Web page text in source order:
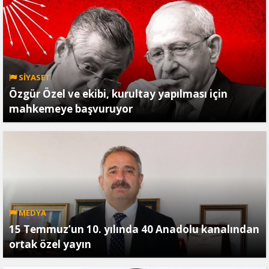
SİYASET
Özgür Özel ve ekibi, kurultay yapılması için
mahkemeye başvuruyor
MEDYA
15 Temmuz’un 10. yılında 40 Anadolu kanalından
ortak özel yayın